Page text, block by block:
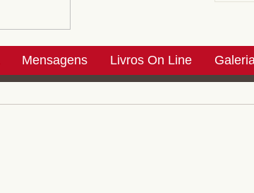
Mensagens Livros On Line